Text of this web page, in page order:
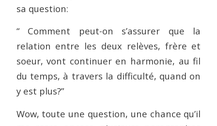
sa question:
“ Comment peut-on s’assurer que la
relation entre les deux relèves, frère et
soeur, vont continuer en harmonie, au fil
du temps, à travers la difficulté, quand on
y est plus?”
Wow, toute une question, une chance qu’il